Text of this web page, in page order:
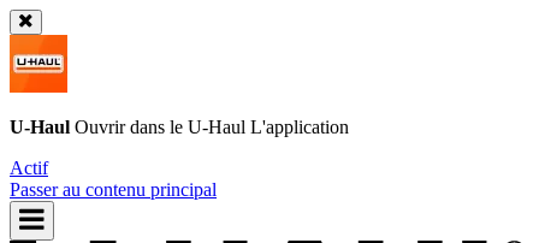
U-Haul Ouvrir dans le U-Haul L'application
Actif
Passer au contenu principal